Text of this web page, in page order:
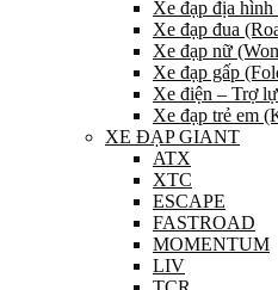
Xe đạp địa
Xe đạp đua
Xe đạp nữ
Xe đạp gấp
Xe điện – Trợ
Xe đạp trẻ em
XE ĐẠP GIANT
ATX
XTC
ESCAPE
FASTROAD
MOMENTUM
LIV